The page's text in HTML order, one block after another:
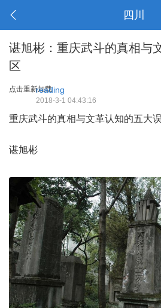
四川
谌旭彬：重庆武斗的真相与
区
点击重新加载
reading
2018-3-1 04:43:16
重庆武斗的真相与文革认知的五大
谌旭彬